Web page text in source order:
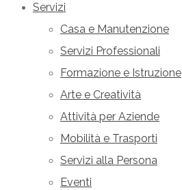
Servizi
Casa e Manutenzione
Servizi Professionali
Formazione e Istruzione
Arte e Creatività
Attività per Aziende
Mobilità e Trasporti
Servizi alla Persona
Eventi